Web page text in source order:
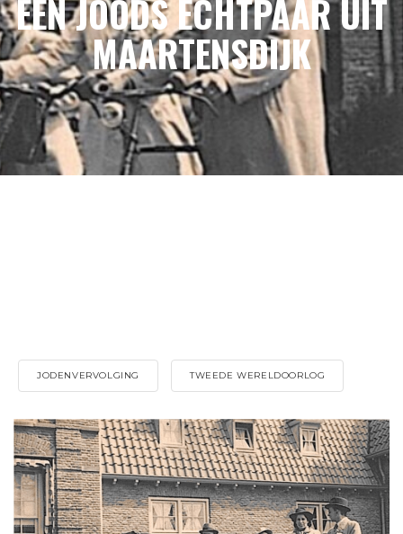
EEN JOODS ECHTPAAR UIT
MAARTENSDIJK
JODENVERVOLGING TWEEDE WERELDOORLOG